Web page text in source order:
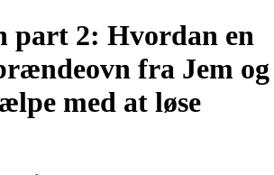
part 2: Hvordan en
fra Jem og
med at løse